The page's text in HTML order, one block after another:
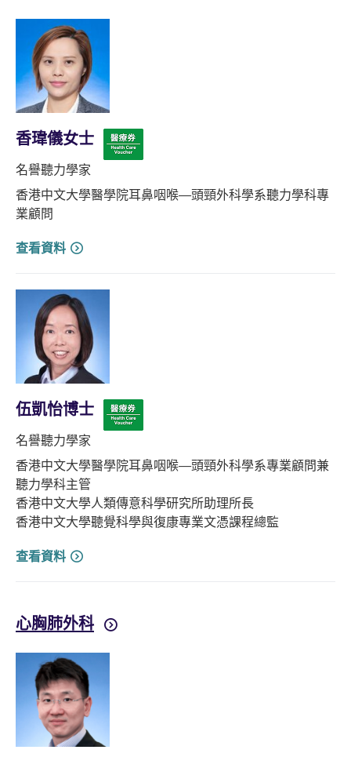
香瑋儀女士
名譽聽力學家
香港中文大學醫學院耳鼻咽喉—頭頸外科學系聽力學科專
業顧問
查看資料
伍凱怡博士
名譽聽力學家
香港中文大學醫學院耳鼻咽喉—頭頸外科學系專業顧問兼
聽力學科主管
香港中文大學人類傳意科學研究所助理所長
香港中文大學聽覺科學與復康專業文憑課程總監
查看資料
心胸肺外科